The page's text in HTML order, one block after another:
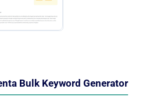
Bulk Keyword Generator